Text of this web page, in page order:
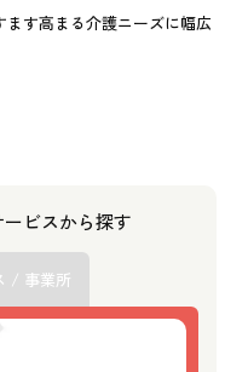
す高まる介護ニーズに幅広
ビスから探す
/ 事業所